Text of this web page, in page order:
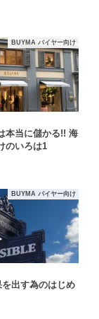
BUYMA バイヤー向け
本当に儲かる!! 海
のいろは1
BUYMA バイヤー向け
出す為のはじめ